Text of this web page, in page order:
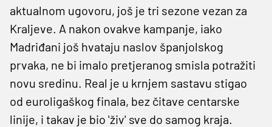
aktualnom ugovoru, još je tri sezone vezan za
Kraljeve. A nakon ovakve kampanje, iako
Madriđani još hvataju naslov španjolskog
prvaka, ne bi imalo pretjeranog smisla potražiti
novu sredinu. Real je u krnjem sastavu stigao
od euroligaškog finala, bez čitave centarske
linije, i takav je bio 'živ' sve do samog kraja.